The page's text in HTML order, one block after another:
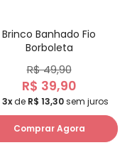
Brinco Banhado Fio
Borboleta
R$ 49,90
R$ 39,90
3xde R$ 13,30sem juros
Comprar Agora